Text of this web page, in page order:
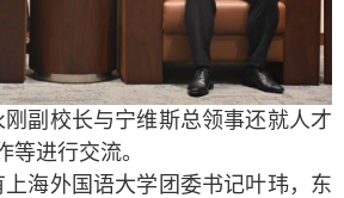
副校长与宁维斯总领事还就人才
等进行交流。
上海外国语大学团委书记叶玮， 东